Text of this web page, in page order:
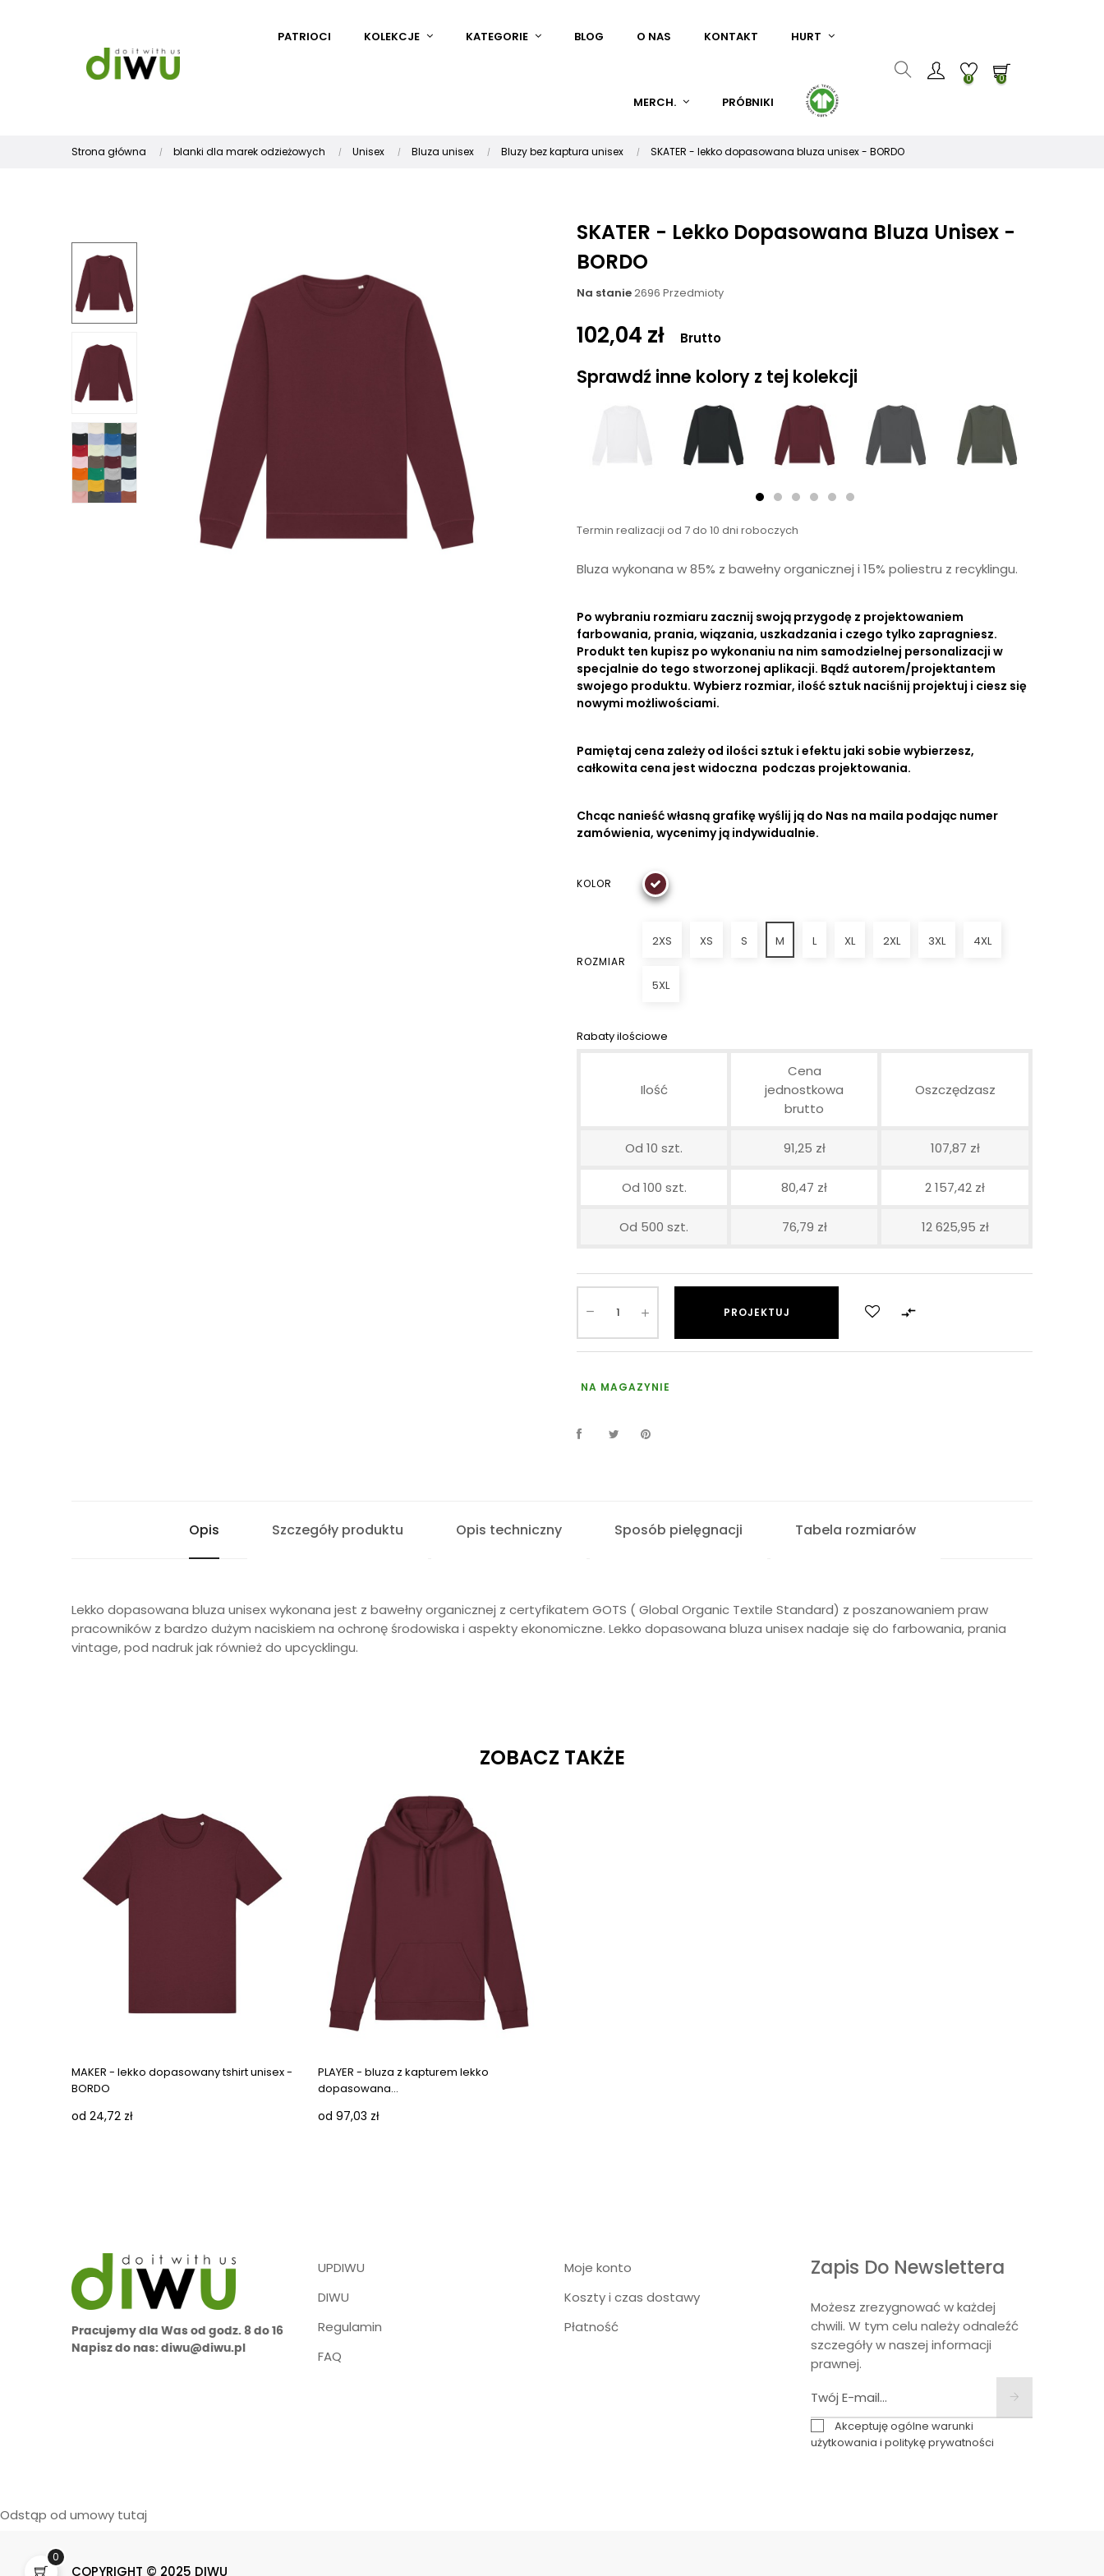
PATRIOCI KOLEKCJE KATEGORIE BLOG O NAS KONTAKT HURT
MERCH. PRÓBNIKI
0 0
Strona główna blanki dla marek odzieżowych Unisex Bluza unisex Bluzy bez kaptura unisex SKATER - lekko dopasowana bluza unisex - BORDO
SKATER - Lekko Dopasowana Bluza Unisex -
BORDO
Na stanie2696 Przedmioty
102,04 zł Brutto
Sprawdź inne kolory z tej kolekcji
Termin realizacji od 7 do 10 dni roboczych
Bluza wykonana w 85% z bawełny organicznej i 15% poliestru z recyklingu.
Po wybraniu rozmiaru zacznij swoją przygodę z projektowaniem
farbowania, prania, wiązania, uszkadzania i czego tylko zapragniesz.
Produkt ten kupisz po wykonaniu na nim samodzielnej personalizacji w
specjalnie do tego stworzonej aplikacji. Bądź autorem/projektantem
swojego produktu. Wybierz rozmiar, ilość sztuk naciśnij projektuj i ciesz się
nowymi możliwościami.
Pamiętaj cena zależy od ilości sztuk i efektu jaki sobie wybierzesz,
całkowita cena jest widoczna podczas projektowania.
Chcąc nanieść własną grafikę wyślij ją do Nas na maila podając numer
zamówienia, wycenimy ją indywidualnie.
KOLOR
ROZMIAR
2XS XS S M L XL 2XL 3XL 4XL
5XL
Rabaty ilościowe
Ilość
Cena
jednostkowa
brutto
Oszczędzasz
Od 10 szt. 91,25 zł 107,87 zł
Od 100 szt. 80,47 zł 2 157,42 zł
Od 500 szt. 76,79 zł 12 625,95 zł
PROJEKTUJ 
NA MAGAZYNIE
Opis Szczegóły produktu Opis techniczny Sposób pielęgnacji Tabela rozmiarów
Lekko dopasowana bluza unisex wykonana jest z bawełny organicznej z certyfikatem GOTS ( Global Organic Textile Standard) z poszanowaniem praw
pracowników z bardzo dużym naciskiem na ochronę środowiska i aspekty ekonomiczne. Lekko dopasowana bluza unisex nadaje się do farbowania, prania
vintage, pod nadruk jak również do upcycklingu.
ZOBACZ TAKŻE
MAKER - lekko dopasowany tshirt unisex -
BORDO
od 24,72 zł
PLAYER - bluza z kapturem lekko
dopasowana...
od 97,03 zł
Pracujemy dla Was od godz. 8 do 16
Napisz do nas: diwu@diwu.pl
UPDIWU
DIWU
Regulamin
FAQ
Moje konto
Koszty i czas dostawy
Płatność
Zapis Do Newslettera
Możesz zrezygnować w każdej
chwili. W tym celu należy odnaleźć
szczegóły w naszej informacji
prawnej.
Akceptuję ogólne warunki
użytkowania i politykę prywatności
Odstąp od umowy tutaj
COPYRIGHT © 2025 DIWU
0